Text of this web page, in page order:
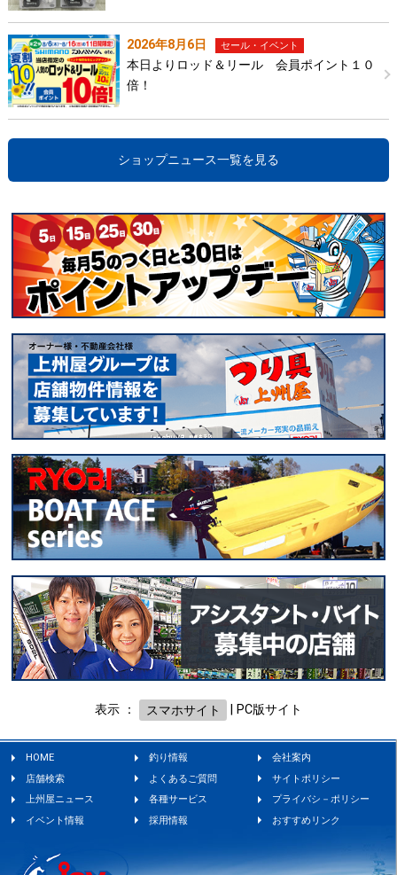
2026年8月6日 セール・イベント
本日よりロッド＆リール 会員ポイント１０
倍！
ショップニュース一覧を見る
表示 ： スマホサイト PC版サイト
HOME 釣り情報
会社案内
店舗検索
よくあるご質問
サイトポリシー
上州屋ニュース
各種サービス
プライバシ－ポリシー
イベント情報
採用情報 おすすめリンク